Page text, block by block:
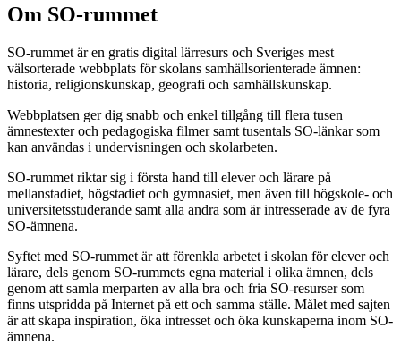
Om SO-rummet
SO-rummet är en gratis digital lärresurs och Sveriges mest
välsorterade webbplats för skolans samhällsorienterade ämnen:
historia, religionskunskap, geografi och samhällskunskap.
Webbplatsen ger dig snabb och enkel tillgång till flera tusen
ämnestexter och pedagogiska filmer samt tusentals SO-länkar som
kan användas i undervisningen och skolarbeten.
SO-rummet riktar sig i första hand till elever och lärare på
mellanstadiet, högstadiet och gymnasiet, men även till högskole- och
universitetsstuderande samt alla andra som är intresserade av de fyra
SO-ämnena.
Syftet med SO-rummet är att förenkla arbetet i skolan för elever och
lärare, dels genom SO-rummets egna material i olika ämnen, dels
genom att samla merparten av alla bra och fria SO-resurser som
finns utspridda på Internet på ett och samma ställe. Målet med sajten
är att skapa inspiration, öka intresset och öka kunskaperna inom SO-
ämnena.